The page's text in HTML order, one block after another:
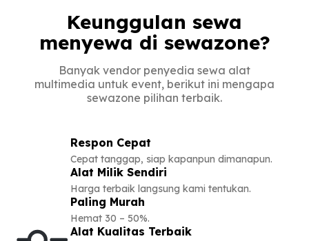
Keunggulan sewa
menyewa di sewazone?
Banyak vendor penyedia sewa alat
multimedia untuk event, berikut ini mengapa
sewazone pilihan terbaik.
Respon Cepat
Cepat tanggap, siap kapanpun dimanapun.
Alat Milik Sendiri
Harga terbaik langsung kami tentukan.
Paling Murah
Hemat 30 – 50%.
Alat Kualitas Terbaik